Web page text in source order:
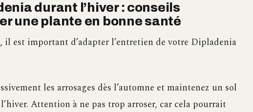
durant l’hiver : conseils
une plante en bonne santé
est important d’adapter l’entretien de votre Dipladenia
les arrosages dès l’automne et maintenez un sol
Attention à ne pas trop arroser, car cela pourrait